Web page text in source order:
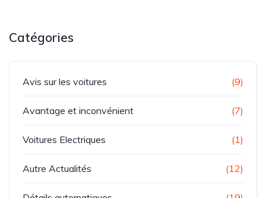
Catégories
Avis sur les voitures (9)
Avantage et inconvénient (7)
Voitures Electriques (1)
Autre Actualités (12)